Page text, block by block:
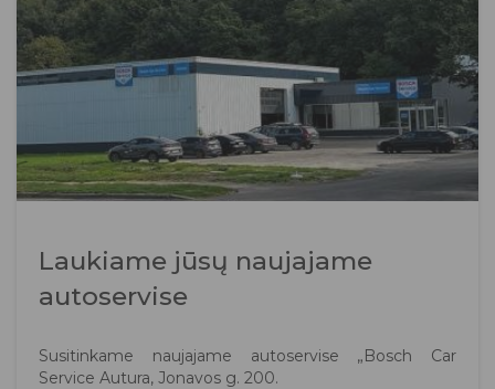
Laukiame jūsų naujajame
autoservise
Susitinkame naujajame autoservise „Bosch Car
Service Autura, Jonavos g. 200.